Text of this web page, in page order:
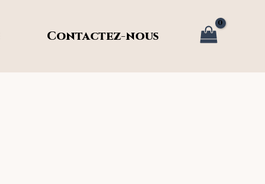
Contactez-nous